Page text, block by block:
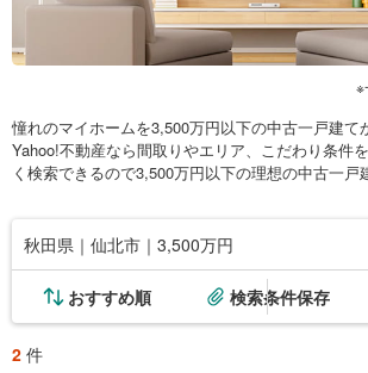
憧れのマイホームを3,500万円以下の中古一戸建て
Yahoo!不動産なら間取りやエリア、こだわり条件
く検索できるので3,500万円以下の理想の中古一戸
秋田県｜仙北市｜3,500万円
おすすめ順 検索条件保存
2 件